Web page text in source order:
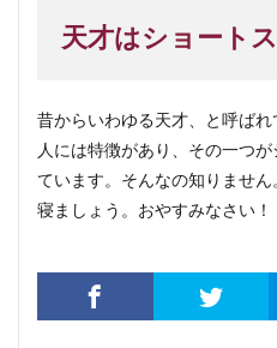
天才はショート
昔からいわゆる天才、と呼ば
人には特徴があり、その一つ
ています。そんなの知りませ
寝ましょう。おやすみなさい！